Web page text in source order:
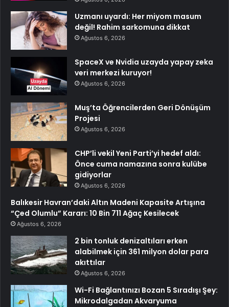
Uzmanı uyardı: Her miyom masum
değil! Rahim sarkomuna dikkat
Ağustos 6, 2026
SpaceX ve Nvidia uzayda yapay zeka
veri merkezi kuruyor!
Ağustos 6, 2026
Muş’ta Öğrencilerden Geri Dönüşüm
Projesi
Ağustos 6, 2026
CHP’li vekil Yeni Parti’yi hedef aldı:
Önce cuma namazına sonra kulübe
gidiyorlar
Ağustos 6, 2026
Balıkesir Havran’daki Altın Madeni Kapasite Artışına
“Çed Olumlu” Kararı: 10 Bin 711 Ağaç Kesilecek
Ağustos 6, 2026
2 bin tonluk denizaltıları erken
alabilmek için 361 milyon dolar para
akıttılar
Ağustos 6, 2026
Wi-Fi Bağlantınızı Bozan 5 Sıradışı Şey:
Mikrodalgadan Akvaryuma